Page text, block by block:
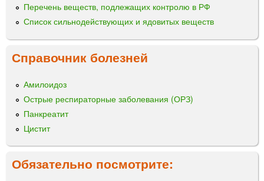
Перечень веществ, подлежащих контролю в РФ
Список сильнодействующих и ядовитых веществ
Справочник болезней
Амилоидоз
Острые респираторные заболевания (ОРЗ)
Панкреатит
Цистит
Обязательно посмотрите: